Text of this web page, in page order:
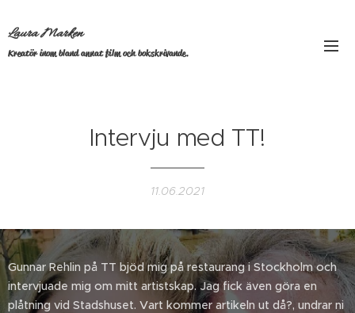
Laura Marken
Kreatör inom bland annat film och bokskrivande.
Intervju med TT!
11.06.2021
Gunnar Rehlin på TT bjöd mig på restaurang i Stockholm och
intervjuade mig om mitt artistskap. Jag fick även göra en
plåtning vid Stadshuset. Vart kommer artikeln ut då?, undrar ni